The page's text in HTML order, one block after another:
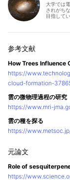
大学では
されがち
目指してい
How Trees Influence
https://
cloud-formation-
雲の微物理過程の研究
https://www.mri-
雲の種を探る
https://
Role of
https://